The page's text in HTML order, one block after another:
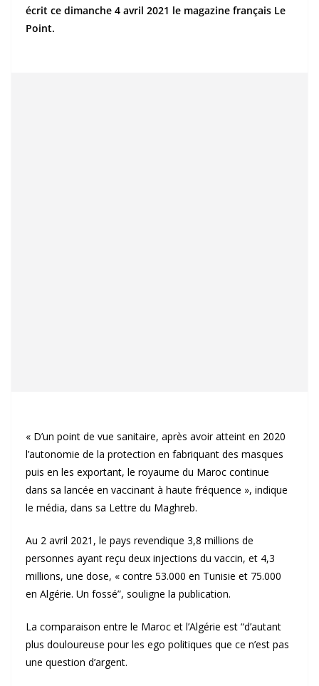
écrit ce dimanche 4 avril 2021 le magazine français Le
Point.
« D’un point de vue sanitaire, après avoir atteint en 2020
l’autonomie de la protection en fabriquant des masques
puis en les exportant, le royaume du Maroc continue
dans sa lancée en vaccinant à haute fréquence », indique
le média, dans sa Lettre du Maghreb.
Au 2 avril 2021, le pays revendique 3,8 millions de
personnes ayant reçu deux injections du vaccin, et 4,3
millions, une dose, « contre 53.000 en Tunisie et 75.000
en Algérie. Un fossé”, souligne la publication.
La comparaison entre le Maroc et l’Algérie est “d’autant
plus douloureuse pour les ego politiques que ce n’est pas
une question d’argent.